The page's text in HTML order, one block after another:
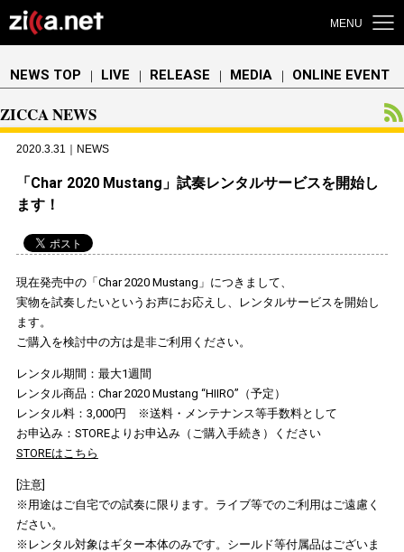
MENU
NEWS TOP ｜ LIVE ｜ RELEASE ｜ MEDIA ｜ ONLINE EVENT
ZICCA NEWS
2020.3.31｜NEWS
「Char 2020 Mustang」試奏レンタルサービスを開始し
ます！
現在発売中の「Char 2020 Mustang」につきまして、
実物を試奏したいというお声にお応えし、レンタルサービスを開始し
ます。
ご購入を検討中の方は是非ご利用ください。
レンタル期間：最大1週間
レンタル商品：Char 2020 Mustang “HIIRO”（予定）
レンタル料：3,000円 ※送料・メンテナンス等手数料として
お申込み：STOREよりお申込み（ご購入手続き）ください
STOREはこちら
[注意]
※用途はご自宅での試奏に限ります。ライブ等でのご利用はご遠慮く
ださい。
※レンタル対象はギター本体のみです。シールド等付属品はございま